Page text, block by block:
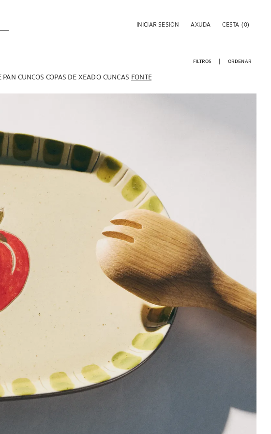
INICIAR SESIÓN AXUDA CESTA (0)
PAN CUNCOS COPAS DE XEADO CUNCAS FONTES E ENSALADEIRAS
FILTROS ORDENAR